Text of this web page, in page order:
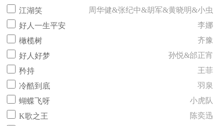
江湖笑
周华健&张纪中&胡军&黄晓明&小虫
好人一生平安
李娜
橄榄树
齐豫
好人好梦
孙悦&邰正宵
矜持
王菲
冷酷到底
羽泉
蝴蝶飞呀
小虎队
K歌之王
陈奕迅